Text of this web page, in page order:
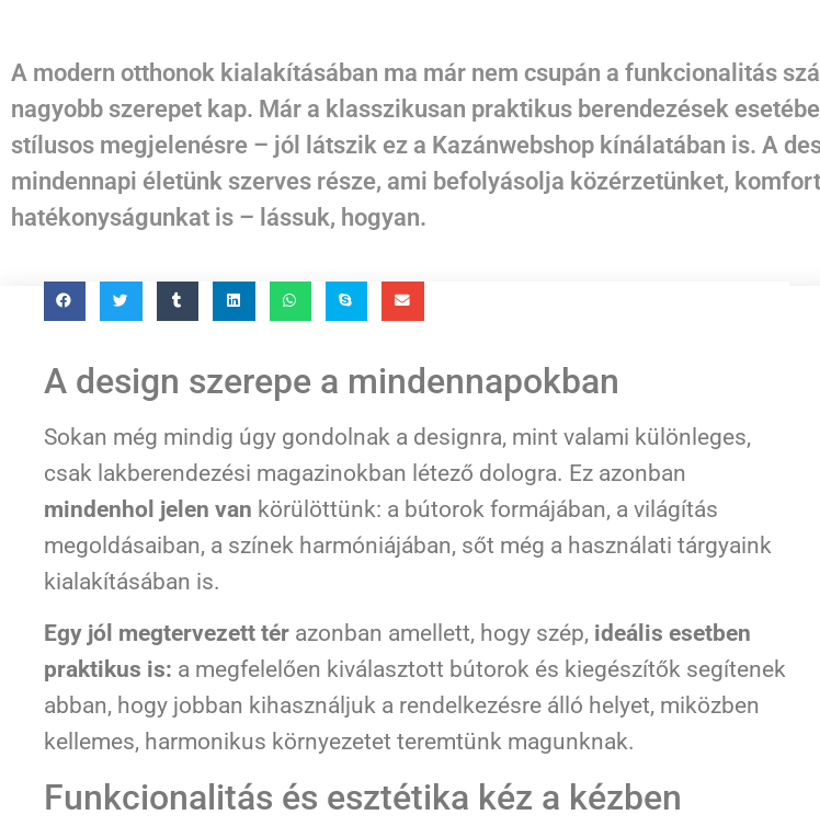
A modern otthonok kialakításában ma már nem csupán a funkcionalitás
nagyobb szerepet kap. Már a klasszikusan praktikus berendezések
stílusos megjelenésre – jól látszik ez a Kazánwebshop kínálatában is. A
mindennapi életünk szerves része, ami befolyásolja közérzetünket,
hatékonyságunkat is – lássuk, hogyan.
A design szerepe a mindennapokban
Sokan még mindig úgy gondolnak a designra, mint valami különleges,
csak lakberendezési magazinokban létező dologra. Ez azonban
mindenhol jelen van körülöttünk: a bútorok formájában, a világítás
megoldásaiban, a színek harmóniájában, sőt még a használati tárgyaink
kialakításában is.
Egy jól megtervezett tér azonban amellett, hogy szép, ideális esetben
praktikus is: a megfelelően kiválasztott bútorok és kiegészítők segítenek
abban, hogy jobban kihasználjuk a rendelkezésre álló helyet, miközben
kellemes, harmonikus környezetet teremtünk magunknak.
Funkcionalitás és esztétika kéz a kézben